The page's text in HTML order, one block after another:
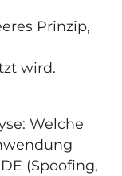
Prinzip,
wird.
Welche
(Spoofing,